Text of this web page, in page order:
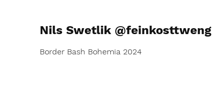
Border Bash Bohemia 2024
Nils Swetlik @feinkosttweng